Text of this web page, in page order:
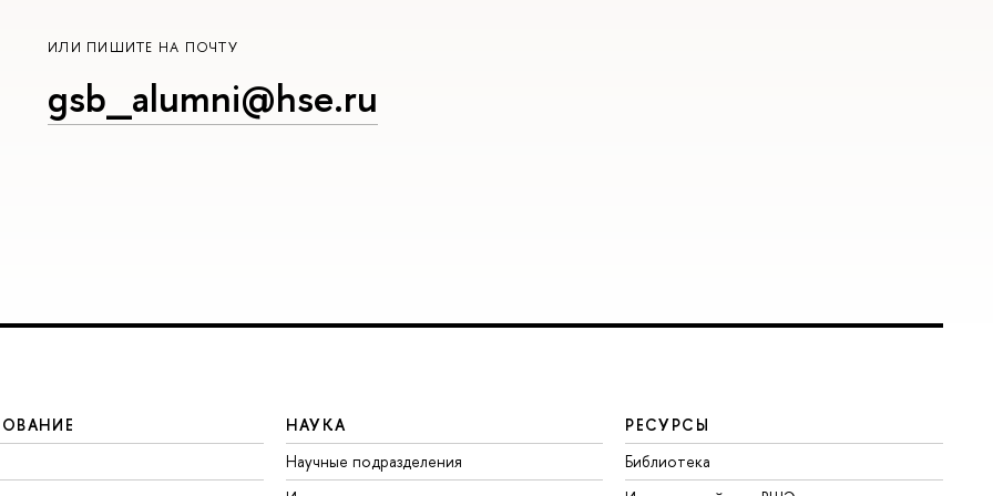
ИЛИ ПИШИТЕ НА ПОЧТУ
gsb_alumni@hse.ru
НАУКА
Научные подразделения
РЕСУРСЫ
Библиотека